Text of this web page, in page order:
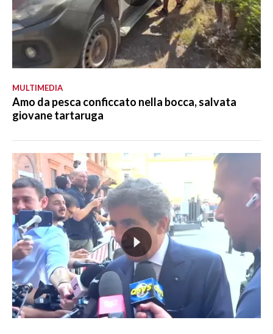
MULTIMEDIA
Amo da pesca conficcato nella bocca, salvata
giovane tartaruga